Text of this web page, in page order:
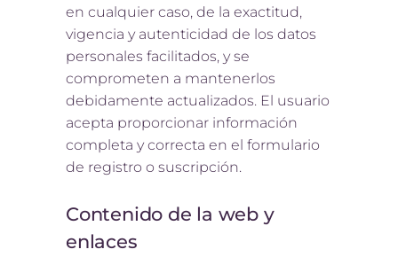
en cualquier caso, de la exactitud,
vigencia y autenticidad de los datos
personales facilitados, y se
comprometen a mantenerlos
debidamente actualizados. El usuario
acepta proporcionar información
completa y correcta en el formulario
de registro o suscripción.
Contenido de la web y
enlaces